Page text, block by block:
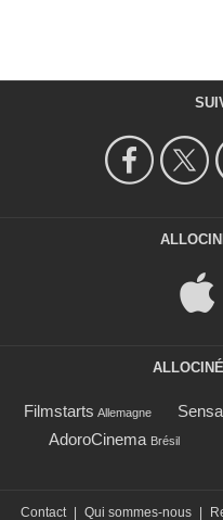
Filmstarts Allemagne
AdoroCinema Brésil
Contact Qui sommes-nous